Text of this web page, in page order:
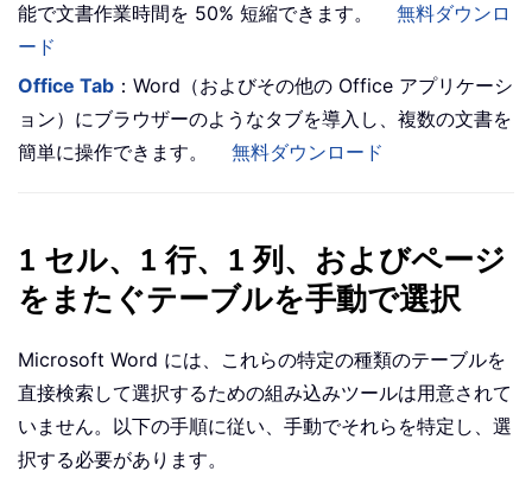
能で文書作業時間を 50% 短縮できます。
無料ダウンロ
ード
Office Tab ：Word（およびその他の Office アプリケーシ
ョン）にブラウザーのようなタブを導入し、複数の文書を
簡単に操作できます。
無料ダウンロード
1 セル、1 行、1 列、およびページ
をまたぐテーブルを手動で選択
Microsoft Word には、これらの特定の種類のテーブルを
直接検索して選択するための組み込みツールは用意されて
いません。以下の手順に従い、手動でそれらを特定し、選
択する必要があります。